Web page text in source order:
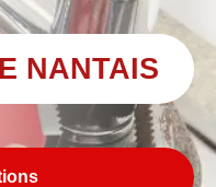
NANTAIS